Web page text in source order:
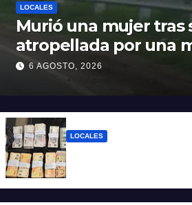
LOCALES
Murió una mujer tras
atropellada por una
en Nelson
6 AGOSTO, 2026
LOCALES